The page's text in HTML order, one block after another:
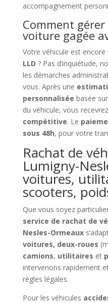
accompagnement
Comment gérer
voiture gagée
Votre véhicule est encore
LLD ? Pas d’inquiétude,
les démarches
vous. Après une
personnalisée basée
du véhicule, vous
compétitive. Le
sous 48h, pour votre
Rachat de
Lumigny-
voitures,
scooters,
Que vous soyez
service de rachat de
Nesles-Ormeaux
voitures, deux-roues
camions, utilitaires et
intervenons rapidement
règles légales.
Pour les véhicules